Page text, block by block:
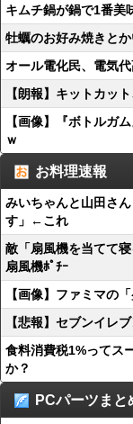
キムチ鍋が鍋で1番美
牡蠣のお好み焼きと
オール電化民、電気
【朗報】キットカッ
【画像】『ボトルガ
ｗ
お料理速報
みいちゃんと山田さ
す」←これ
敵「扇風機を当てて
扇風機ﾎﾟﾁｰ
【画像】ファミマの
【悲報】セブンイレ
食料消費税1%ってス
か？
PCパーツまと